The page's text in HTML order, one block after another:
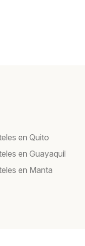
en Quito
en Guayaquil
en Manta